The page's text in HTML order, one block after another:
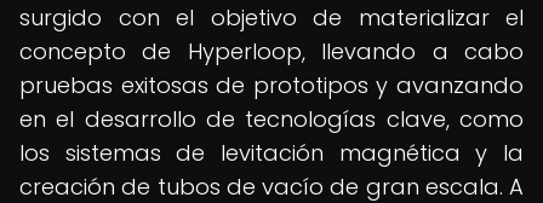
surgido con el objetivo de materializar el
concepto de Hyperloop, llevando a cabo
pruebas exitosas de prototipos y avanzando
en el desarrollo de tecnologías clave, como
los sistemas de levitación magnética y la
creación de tubos de vacío de gran escala. A